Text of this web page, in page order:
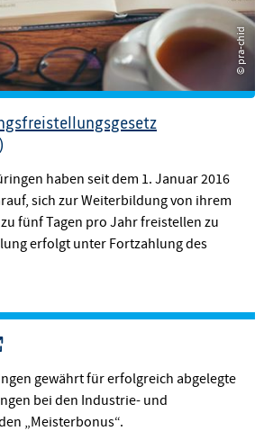
© pra-chid
haben seit dem 1. Januar 2016
sich zur Weiterbildung von ihrem
fünf Tagen pro Jahr freistellen zu
erfolgt unter Fortzahlung des
gewährt für erfolgreich abgelegte
bei den Industrie- und
„Meisterbonus“.